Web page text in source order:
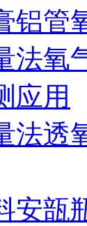
铝管
法氧
应用
法透
安瓿